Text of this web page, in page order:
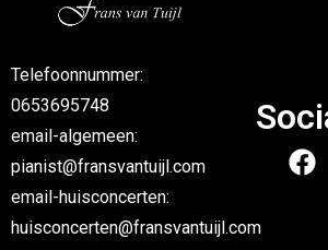
Telefoonnummer:
0653695748
email-algemeen:
pianist@fransvantuijl.com
email-huisconcerten:
huisconcerten@fransvantuijl.com